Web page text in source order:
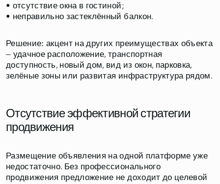
• отсутствие окна в гостиной;
• неправильно застеклённый балкон.
Решение: акцент на других преимуществах объекта
— удачное расположение, транспортная
доступность, новый дом, вид из окон, парковка,
зелёные зоны или развитая инфраструктура рядом.
Отсутствие эффективной стратегии
продвижения
Размещение объявления на одной платформе уже
недостаточно. Без профессионального
продвижения предложение не доходит до целевой